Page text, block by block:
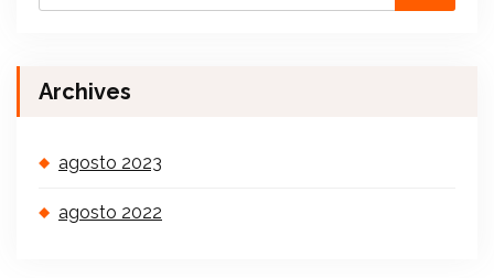
Archives
agosto 2023
agosto 2022